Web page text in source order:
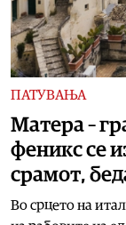
ПАТУВАЊА
Матера –
феникс се
срамот,
Во срцето на